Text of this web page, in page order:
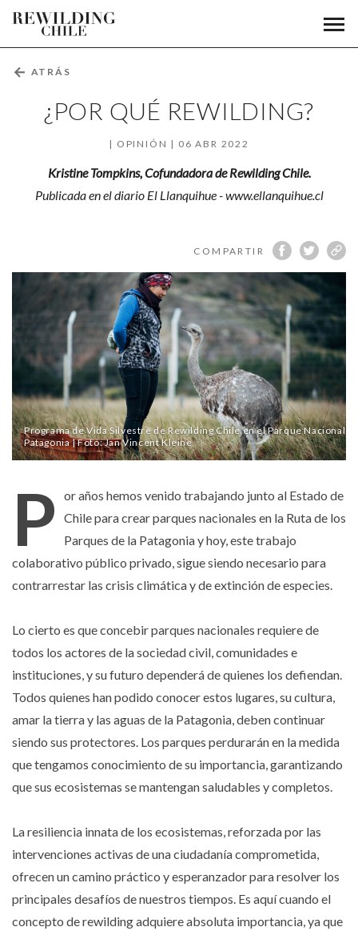
¿Por
qué
Rewilding?
Fundación
Rewilding
Chile
← ATRÁS
¿POR QUÉ REWILDING?
OPINIÓN 06 ABR 2022
Kristine Tompkins, Cofundadora de Rewilding Chile.
Publicada en el diario El Llanquihue - www.ellanquihue.cl
COMPARTIR
Programa de Vida Silvestre de Rewilding Chile en el Parque Nacional
Patagonia | Foto: Jan Vincent Kleine
P
or años hemos venido trabajando junto al Estado de
Chile para crear parques nacionales en la Ruta de los
Parques de la Patagonia y hoy, este trabajo
colaborativo público privado, sigue siendo necesario para
contrarrestar las crisis climática y de extinción de especies.
Lo cierto es que concebir parques nacionales requiere de
todos los actores de la sociedad civil, comunidades e
instituciones, y su futuro dependerá de quienes los defiendan.
Todos quienes han podido conocer estos lugares, su cultura,
amar la tierra y las aguas de la Patagonia, deben continuar
siendo sus protectores. Los parques perdurarán en la medida
que tengamos conocimiento de su importancia, garantizando
que sus ecosistemas se mantengan saludables y completos.
La resiliencia innata de los ecosistemas, reforzada por las
intervenciones activas de una ciudadanía comprometida,
ofrecen un camino práctico y esperanzador para resolver los
principales desafíos de nuestros tiempos. Es aquí cuando el
concepto de rewilding adquiere absoluta importancia, ya que